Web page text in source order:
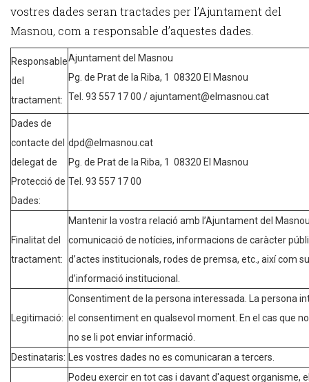
vostres dades seran tractades per l’Ajuntament del
Masnou, com a responsable d’aquestes dades.
Responsable
del
tractament:
Ajuntament del Masnou
Pg. de Prat de la Riba, 1 08320 El Masnou
Tel. 93 557 17 00 / ajuntament@elmasnou.cat
Dades de
contacte del
delegat de
Protecció de
Dades:
dpd@elmasnou.cat
Pg. de Prat de la Riba, 1 08320 El Masnou
Tel. 93 557 17 00
Finalitat del
tractament:
Mantenir la vostra relació amb l’Ajuntament del
comunicació de notícies, informacions de caràcter
d’actes institucionals, rodes de premsa, etc., així com
d’informació institucional.
Legitimació:
Consentiment de la persona interessada. La persona
el consentiment en qualsevol moment. En el cas que
no se li pot enviar informació.
Destinataris:
Les vostres dades no es comunicaran a tercers.
Podeu exercir en tot cas i davant d'aquest organisme,